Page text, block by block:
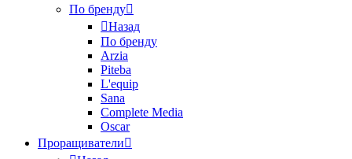
По бренду
Назад
По бренду
Arzia
Piteba
L'equip
Sana
Complete Media
Oscar
Проращиватели